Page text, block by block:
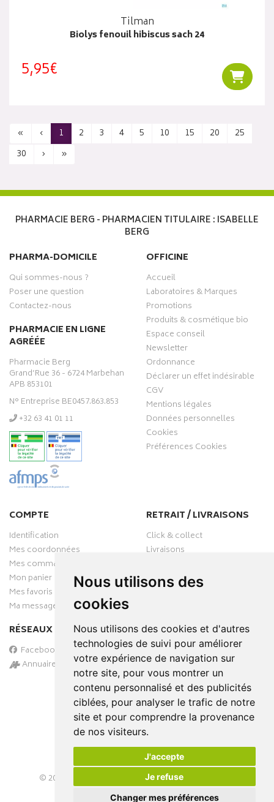
Nous utilisons des
cookies
Nous utilisons des cookies et d'autres
technologies de suivi pour améliorer
votre expérience de navigation sur
notre site, pour vous montrer un
contenu personnalisé et des publicités
ciblées, pour analyser le trafic de notre
site et pour comprendre la provenance
de nos visiteurs.
J'accepte
Je refuse
Changer mes préférences
Tilman
Biolys fenouil hibiscus sach 24
5,95€
« ‹ 1 2 3 4 5 10 15 20
25
30
› »
PHARMACIE BERG - PHARMACIEN TITULAIRE : ISABELLE
BERG
PHARMA-DOMICILE
Qui sommes-nous ?
Poser une question
Contactez-nous
PHARMACIE EN LIGNE
AGRÉÉE
Pharmacie Berg
Grand’Rue 36 - 6724 Marbehan
APB 853101
N° Entreprise BE0457.863.853
‭+32 63 41 01 11‬
OFFICINE
Accueil
Laboratoires & Marques
Promotions
Produits & cosmétique bio
Espace conseil
Newsletter
Ordonnance
Déclarer un effet indésirable
CGV
Mentions légales
Données personnelles
Cookies
Préférences Cookies
COMPTE
Identification
Mes coordonnées
Mes commandes
Mon panier
Mes favoris
Ma messagerie
RÉSEAUX SOCIAUX
Facebook
Annuaire des pharmacies
RETRAIT / LIVRAISONS
Click & collect
Livraisons
PAIEMENT SÉCURISÉ
© 2026 – Tous droits réservés –
Apotekisto Pharmacie Cloud